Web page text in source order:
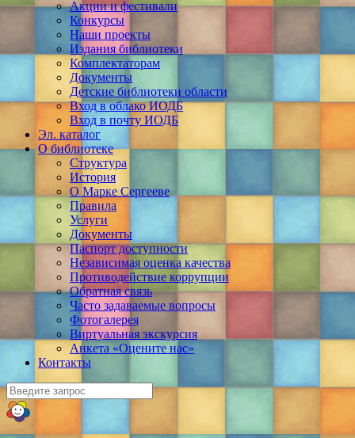
Акции и фестивали
Конкурсы
Наши проекты
Издания библиотеки
Комплектаторам
Документы
Детские библиотеки области
Вход в облако ИОДБ
Вход в почту ИОДБ
Эл. каталог
О библиотеке
Структура
История
О Марке Сергееве
Правила
Услуги
Документы
Паспорт доступности
Независимая оценка качества
Противодействие коррупции
Обратная связь
Часто задаваемые вопросы
Фотогалерея
Виртуальная экскурсия
Анкета «Оцените нас»
Контакты